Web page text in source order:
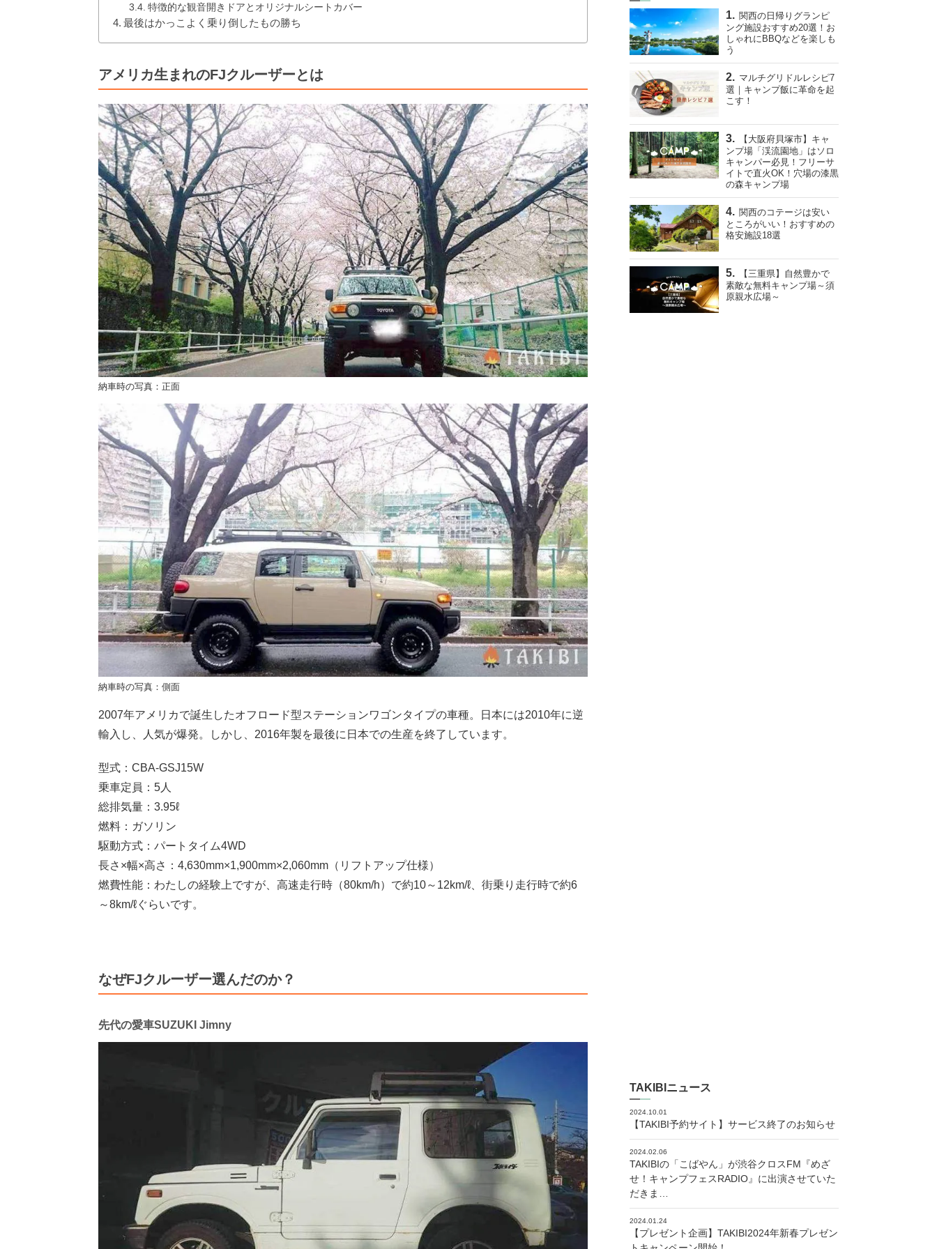
特徴的な観音開きドアとオリジナルシートカバー
最後はかっこよく乗り倒したもの勝ち
アメリカ生まれのFJクルーザーとは
納車時の写真：正面
納車時の写真：側面
2007年アメリカで誕生したオフロード型ステーションワゴンタイプの車種。日本には2010年に逆
輸入し、人気が爆発。しかし、2016年製を最後に日本での生産を終了しています。
型式：CBA-GSJ15W
乗車定員：5人
総排気量：3.95ℓ
燃料：ガソリン
駆動方式：パートタイム4WD
長さ×幅×高さ：4,630mm×1,900mm×2,060mm（リフトアップ仕様）
燃費性能：わたしの経験上ですが、高速走行時（80km/h）で約10～12km/ℓ 、街乗り走行時で約6
～8km/ℓぐらいです。
なぜFJクルーザー選んだのか？
先代の愛車SUZUKI Jimny
関西の日帰りグランピ
ング施設おすすめ20選！お
しゃれにBBQなどを楽しも
う
マルチグリドルレシピ7
選｜キャンプ飯に革命を起
こす！
【大阪府貝塚市】キャ
ンプ場「渓流園地」はソロ
キャンパー必見！フリーサ
イトで直火OK！穴場の漆黒
の森キャンプ場
関西のコテージは安い
ところがいい！おすすめの
格安施設18選
【三重県】自然豊かで
素敵な無料キャンプ場～須
原親水広場～
TAKIBIニュース
2024.10.01
【TAKIBI予約サイト】サービス終了のお知らせ
2024.02.06
TAKIBIの「こばやん」が渋谷クロスFM『めざ
せ！キャンプフェスRADIO』に出演させていた
だきま…
2024.01.24
【プレゼント企画】TAKIBI2024年新春プレゼン